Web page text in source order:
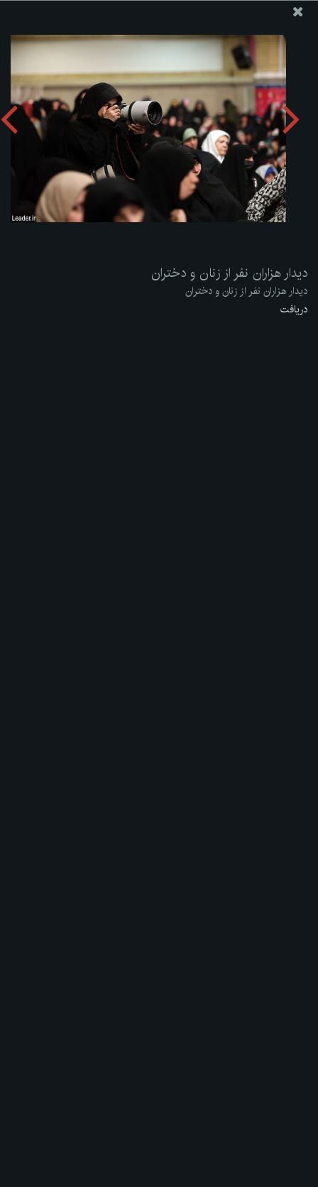
ارسال نامه
دیدار هزاران نفر از زنان و دختران دریافت آلبوم:zip
دیدار هزاران نفر از زنان و دختران
دیدار هزاران نفر از زنان و دختران
دریافت